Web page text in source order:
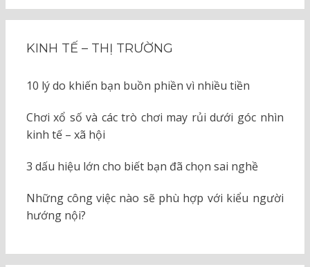
KINH TẾ – THỊ TRƯỜNG
10 lý do khiến bạn buồn phiền vì nhiều tiền
Chơi xổ số và các trò chơi may rủi dưới góc nhìn
kinh tế – xã hội
3 dấu hiệu lớn cho biết bạn đã chọn sai nghề
Những công việc nào sẽ phù hợp với kiểu người
hướng nội?